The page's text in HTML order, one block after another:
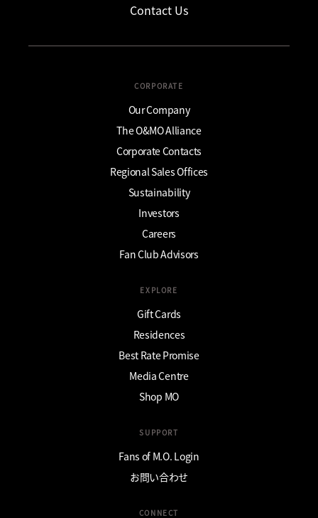
Contact Us
CORPORATE
Our Company
The O&MO Alliance
Corporate Contacts
Regional Sales Offices
Sustainability
Investors
Careers
Fan Club Advisors
EXPLORE
Gift Cards
Residences
Best Rate Promise
Media Centre
Shop MO
SUPPORT
Fans of M.O. Login
お問い合わせ
CONNECT